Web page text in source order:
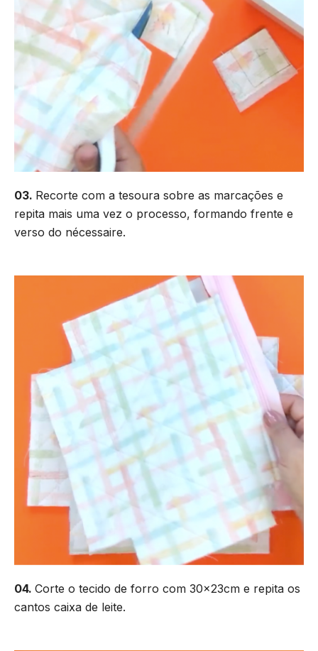
03. Recorte com a tesoura sobre as marcações e
repita mais uma vez o processo, formando frente e
verso do nécessaire.
04. Corte o tecido de forro com 30x23cm e repita os
cantos caixa de leite.